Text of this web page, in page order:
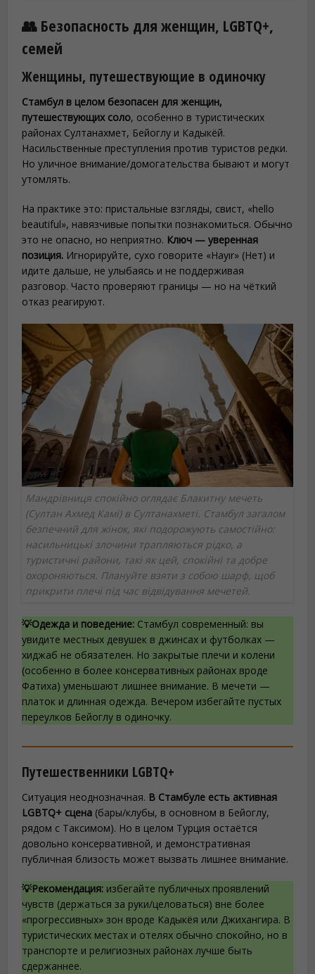
👥 Безопасность для женщин, LGBTQ+,
семей
Женщины, путешествующие в одиночку
Стамбул в целом безопасен для женщин,
путешествующих соло, особенно в туристических
районах Султанахмет, Бейоглу и Кадыкёй.
Насильственные преступления против туристов редки.
Но уличное внимание/домогательства бывают и могут
утомлять.
На практике это: пристальные взгляды, свист, «hello
beautiful», навязчивые попытки познакомиться. Обычно
это не опасно, но неприятно. Ключ — уверенная
позиция. Игнорируйте, сухо говорите «Hayır» (Нет) и
идите дальше, не улыбаясь и не поддерживая
разговор. Часто проверяют границы — но на чёткий
отказ реагируют.
Мандрівниця спокійно оглядає Блакитну мечеть
(Султан Ахмед Камі) в Султанахметі. Стамбул загалом
безпечний для жінок, які подорожують самостійно:
насильницькі злочини трапляються рідко, а
туристичні райони, такі як цей, спокійні та добре
охороняються. Плануйте взяти з собою шарф, щоб
прикрити плечі під час відвідування мечетей.
💡Одежда и поведение: Стамбул современный: вы
увидите местных девушек в джинсах и футболках —
хиджаб не обязателен. Но закрытые плечи и колени
(особенно в более консервативных районах вроде
Фатиха) уменьшают лишнее внимание. В мечети —
платок и длинная одежда. Вечером избегайте пустых
переулков Бейоглу в одиночку.
Путешественники LGBTQ+
Ситуация неоднозначная. В Стамбуле есть активная
LGBTQ+ сцена (бары/клубы, в основном в Бейоглу,
рядом с Таксимом). Но в целом Турция остаётся
довольно консервативной, и демонстративная
публичная близость может вызвать лишнее внимание.
💡Рекомендация: избегайте публичных проявлений
чувств (держаться за руки/целоваться) вне более
«прогрессивных» зон вроде Кадыкёя или Джихангира. В
туристических местах и отелях обычно спокойно, но в
транспорте и религиозных районах лучше быть
сдержаннее.